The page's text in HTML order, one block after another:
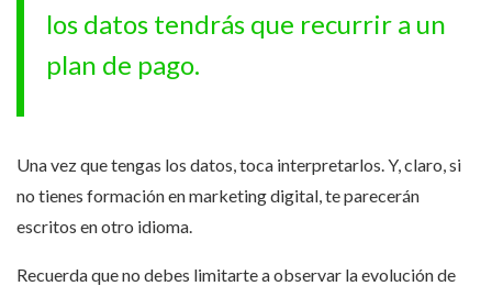
los datos tendrás que recurrir a un
plan de pago.
Una vez que tengas los datos, toca interpretarlos. Y, claro, si
no tienes formación en marketing digital, te parecerán
escritos en otro idioma.
Recuerda que no debes limitarte a observar la evolución de